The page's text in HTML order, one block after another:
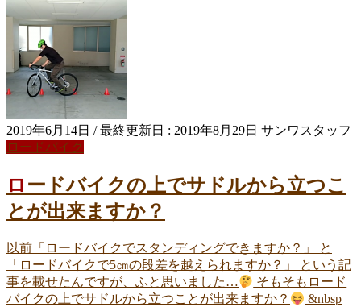
2019年6月14日 / 最終更新日 : 2019年8月29日 サンワスタッフ
ロードバイク
ロードバイクの上でサドルから立つこ
とが出来ますか？
以前「ロードバイクでスタンディングできますか？」 と
「ロードバイクで5㎝の段差を越えられますか？」 という記
事を載せたんですが、ふと思いました…
そもそもロード
バイクの上でサドルから立つことが出来ますか？
&nbsp